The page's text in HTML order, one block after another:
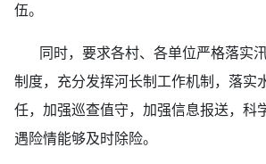
伍。
同时，要求各村、各单位严格落实
制度，充分发挥河长制工作机制，落实
任，加强巡查值守，加强信息报送，科
遇险情能够及时除险。